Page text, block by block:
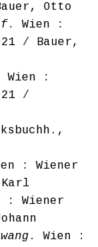
Otto
. Wien :
/ Bauer,
Wien :
/
: Wiener
Karl
: Wiener
. Wien :